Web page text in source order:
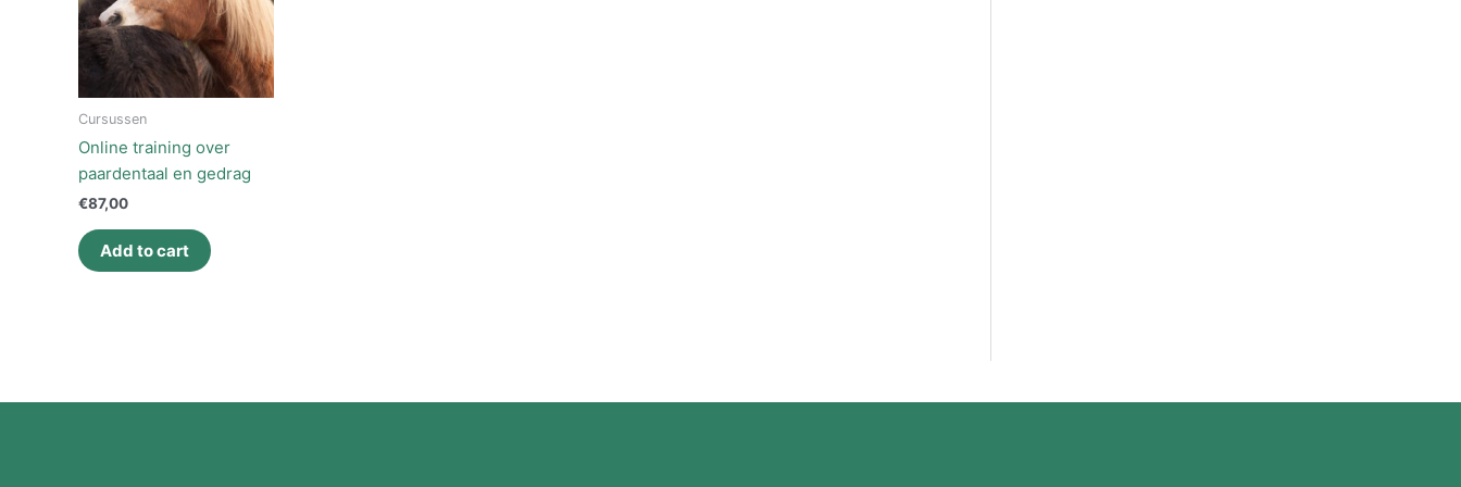
Cursussen
Online training over
paardentaal en gedrag
€87,00
Add to cart